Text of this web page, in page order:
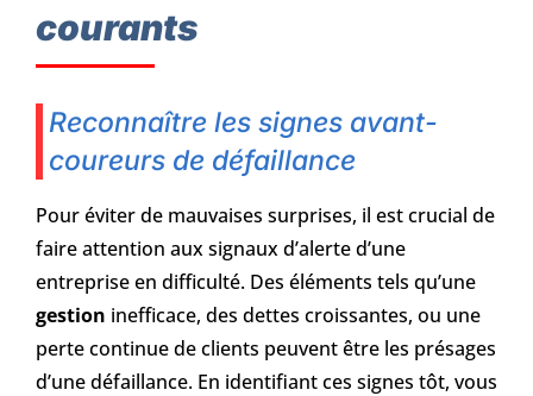
courants
Reconnaître les signes avant-
coureurs de défaillance
Pour éviter de mauvaises surprises, il est crucial de
faire attention aux signaux d’alerte d’une
entreprise en difficulté. Des éléments tels qu’une
gestion inefficace, des dettes croissantes, ou une
perte continue de clients peuvent être les présages
d’une défaillance. En identifiant ces signes tôt, vous